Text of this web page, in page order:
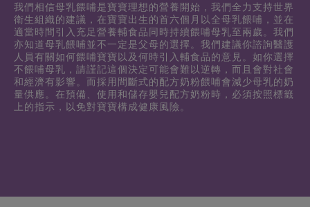
我們相信母乳餵哺是寶寶理想的營養開始，我們全力支持世界
衛生組織的建議，在寶寶出生的首六個月以全母乳餵哺，並在
適當時間引入充足營養輔食品同時持續餵哺母乳至兩歲。我們
亦知道母乳餵哺並不一定是父母的選擇。我們建議你諮詢醫護
人員有關如何餵哺寶寶以及何時引入輔食品的意見。如你選擇
不餵哺母乳，請謹記這個決定可能會難以逆轉，而且會對社會
和經濟有影響。而採用間斷式的配方奶粉餵哺會減少母乳的奶
量供應。在預備、使用和儲存嬰兒配方奶粉時，必須按照標籤
上的指示，以免對寶寶構成健康風險。